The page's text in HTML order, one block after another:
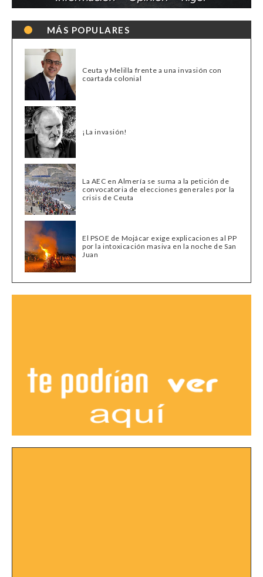
MÁS POPULARES
Ceuta y Melilla frente a una invasión con
coartada colonial
¡La invasión!
La AEC en Almería se suma a la petición de
convocatoria de elecciones generales por la
crisis de Ceuta
El PSOE de Mojácar exige explicaciones al PP
por la intoxicación masiva en la noche de San
Juan